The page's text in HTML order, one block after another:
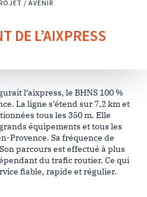
/ AVENIR
DE L’AIXPRESS
l’aixpress, le BHNS 100 %
La ligne s’étend sur 7,2 km et
tous les 350 m. Elle
équipements et tous les
Provence. Sa fréquence de
parcours est effectué à plus
du trafic routier. Ce qui
fiable, rapide et régulier.